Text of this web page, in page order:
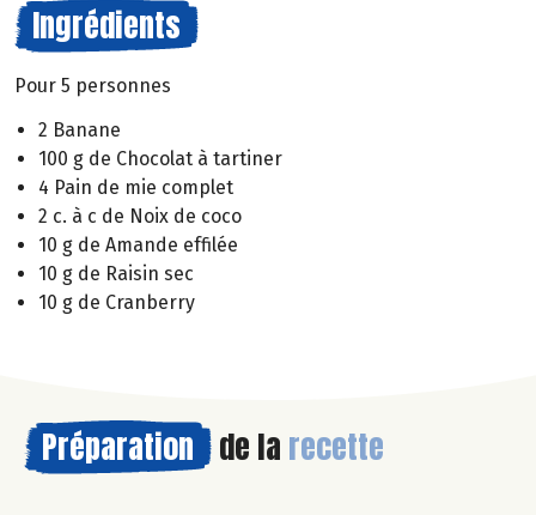
Ingrédients
Pour 5 personnes
2 Banane
100 g de Chocolat à tartiner
4 Pain de mie complet
2 c. à c de Noix de coco
10 g de Amande effilée
10 g de Raisin sec
10 g de Cranberry
Préparation de la recette